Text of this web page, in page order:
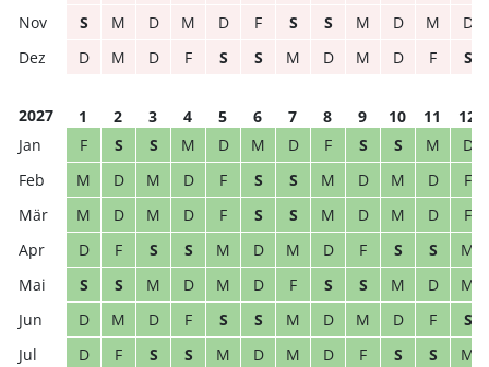
S
M D M D F S S M D M
D
D
M D F S S M D M D F S
2027 1 2 3 4 5 6 7 8 9 10 11
12
F
S S M D M D F S S M
D
M
D M D F S S M D M D
F
M
D M D F S S M D M D
F
D
F S S M D M D F S S
M
S
S M D M D F S S M D
M
D
M D F S S M D M D F
S
D
F S S M D M D F S S
M